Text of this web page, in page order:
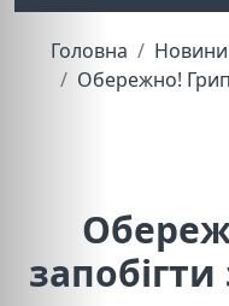
Головна
Новини
Обережно!